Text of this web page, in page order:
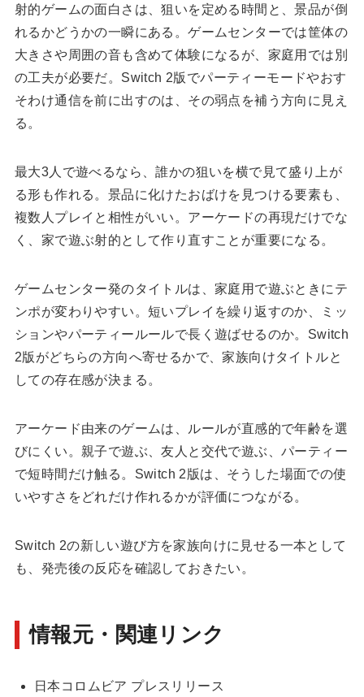
射的ゲームの面白さは、狙いを定める時間と、景品が倒
れるかどうかの一瞬にある。ゲームセンターでは筐体の
大きさや周囲の音も含めて体験になるが、家庭用では別
の工夫が必要だ。Switch 2版でパーティーモードやおす
そわけ通信を前に出すのは、その弱点を補う方向に見え
る。
最大3人で遊べるなら、誰かの狙いを横で見て盛り上が
る形も作れる。景品に化けたおばけを見つける要素も、
複数人プレイと相性がいい。アーケードの再現だけでな
く、家で遊ぶ射的として作り直すことが重要になる。
ゲームセンター発のタイトルは、家庭用で遊ぶときにテ
ンポが変わりやすい。短いプレイを繰り返すのか、ミッ
ションやパーティールールで長く遊ばせるのか。Switch
2版がどちらの方向へ寄せるかで、家族向けタイトルと
しての存在感が決まる。
アーケード由来のゲームは、ルールが直感的で年齢を選
びにくい。親子で遊ぶ、友人と交代で遊ぶ、パーティー
で短時間だけ触る。Switch 2版は、そうした場面での使
いやすさをどれだけ作れるかが評価につながる。
Switch 2の新しい遊び方を家族向けに見せる一本として
も、発売後の反応を確認しておきたい。
情報元・関連リンク
日本コロムビア プレスリリース